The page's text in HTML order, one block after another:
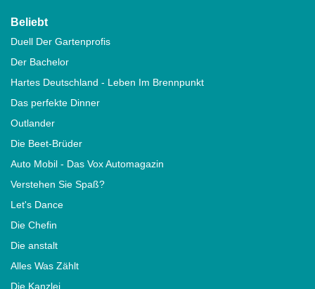
Beliebt
Duell Der Gartenprofis
Der Bachelor
Hartes Deutschland - Leben Im Brennpunkt
Das perfekte Dinner
Outlander
Die Beet-Brüder
Auto Mobil - Das Vox Automagazin
Verstehen Sie Spaß?
Let's Dance
Die Chefin
Die anstalt
Alles Was Zählt
Die Kanzlei